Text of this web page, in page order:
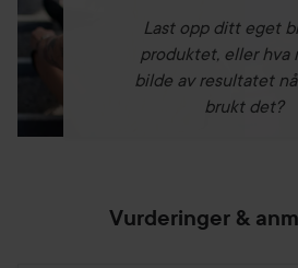
Last opp ditt eget
produktet, eller hva
bilde av resultatet
brukt det?
Vurderinger &